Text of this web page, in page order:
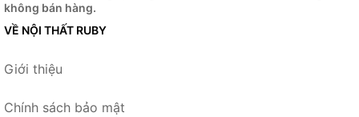
không bán hàng.
VỀ NỘI THẤT RUBY
Giới thiệu
Chính sách bảo mật